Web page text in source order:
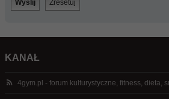
KANAŁ
4gym.pl - forum kulturystyczne, fitness, dieta,